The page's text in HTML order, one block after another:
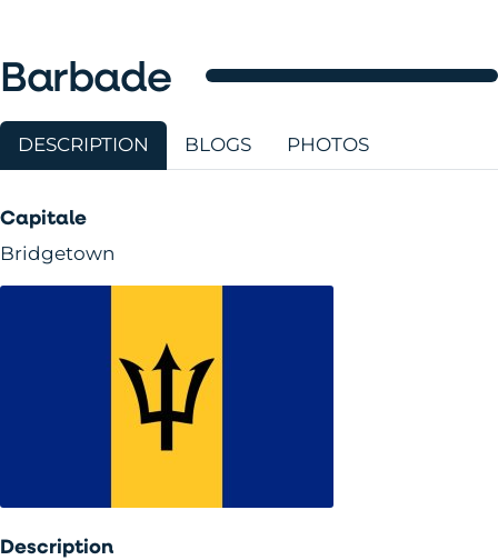
Barbade
DESCRIPTION BLOGS PHOTOS
Capitale
Bridgetown
Description